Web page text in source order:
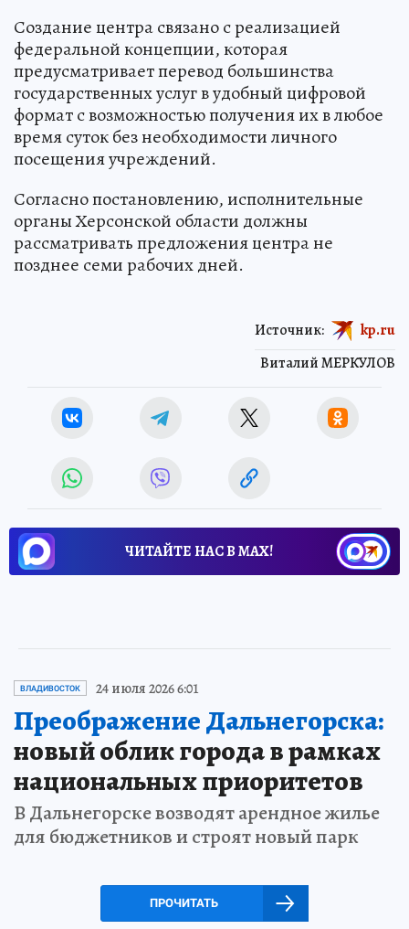
Создание центра связано с реализацией
федеральной концепции, которая
предусматривает перевод большинства
государственных услуг в удобный цифровой
формат с возможностью получения их в любое
время суток без необходимости личного
посещения учреждений.
Согласно постановлению, исполнительные
органы Херсонской области должны
рассматривать предложения центра не
позднее семи рабочих дней.
Виталий МЕРКУЛОВ
Источник: kp.ru
ЧИТАЙТЕ НАС В МАХ!
ВЛАДИВОСТОК 24 июля 2026 6:01
Преображение Дальнегорска:
новый облик города в рамках
национальных приоритетов
В Дальнегорске возводят арендное жилье
для бюджетников и строят новый парк
ПРОЧИТАТЬ